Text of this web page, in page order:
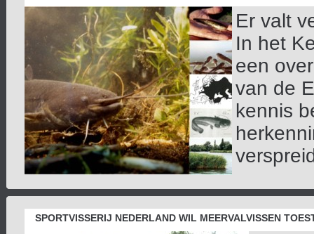
Er valt
In het
een
van de
kennis
SPORTVISSERIJ NEDERLAND WIL MEERVALVISSEN